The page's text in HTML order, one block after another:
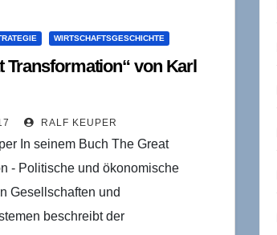
WIRTSCHAFTSGESCHICHTE
Transformation“ von Karl
RALF KEUPER
In seinem Buch The Great
- Politische und ökonomische
Gesellschaften und
beschreibt der